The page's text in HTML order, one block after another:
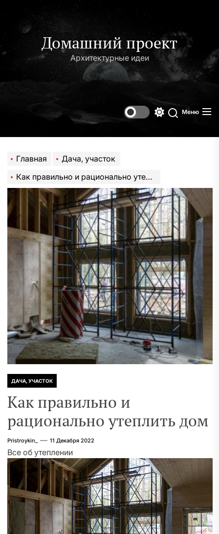
содержимому
Домашний проект
Архитектурные идеи
Поиск
Меню
Главная
Дача, участок
Как правильно и рационально утеплить дом
ДАЧА, УЧАСТОК
Как правильно и
рационально утеплить дом
Pristroykin_ 11 Декабря 2022
Все об утеплении